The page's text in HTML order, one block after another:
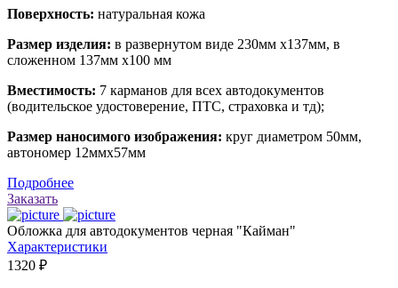
Поверхность: натуральная кожа
Размер изделия: в развернутом виде 230мм х137мм, в
сложенном 137мм х100 мм
Вместимость: 7 карманов для всех автодокументов
(водительское удостоверение, ПТС, страховка и тд);
Размер наносимого изображения: круг диаметром 50мм,
автономер 12ммх57мм
Подробнее
Заказать
Обложка для автодокументов черная "Кайман"
Характеристики
1320 ₽